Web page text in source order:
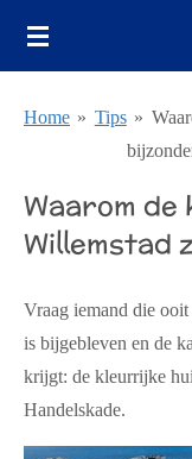
Ga
de
Home » Tips »
Waarom
Willemstad
Vraag iemand die
is bijgebleven en de
krijgt: de kleurrijke
Handelskade.